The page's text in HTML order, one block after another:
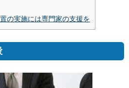
の実施には専門家の支援を